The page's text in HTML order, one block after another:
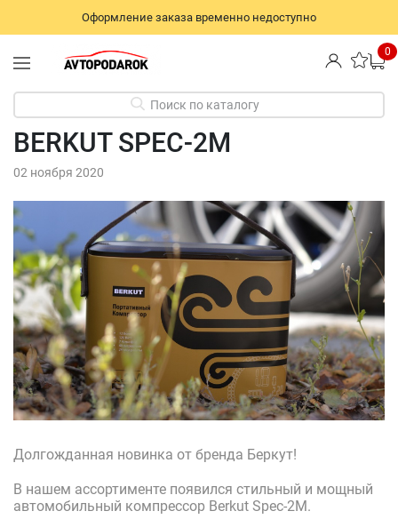
Оформление заказа временно недоступно
0
Поиск по каталогу
BERKUT SPEC-2M
02 ноября 2020
Долгожданная новинка от бренда Беркут!
В нашем ассортименте появился стильный и мощный
автомобильный компрессор Berkut Spec-2M.